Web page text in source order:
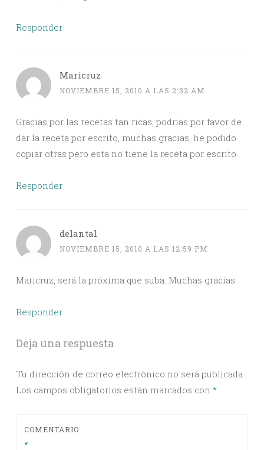
Responder
Maricruz
NOVIEMBRE 15, 2010 A LAS 2:32 AM
Gracias por las recetas tan ricas, podrias por favor de
dar la receta por escrito, muchas gracias, he podido
copiar otras pero esta no tiene la receta por escrito.
Responder
delantal
NOVIEMBRE 15, 2010 A LAS 12:59 PM
Maricruz, será la próxima que suba. Muchas gracias
Responder
Deja una respuesta
Tu dirección de correo electrónico no será publicada.
Los campos obligatorios están marcados con *
COMENTARIO
*